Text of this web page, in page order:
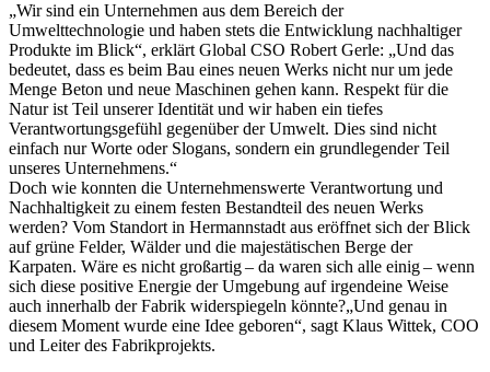
„Wir sind ein Unternehmen aus dem Bereich der
Umwelttechnologie und haben stets die Entwicklung nachhaltiger
Produkte im Blick“, erklärt Global CSO Robert Gerle: „Und das
bedeutet, dass es beim Bau eines neuen Werks nicht nur um jede
Menge Beton und neue Maschinen gehen kann. Respekt für die
Natur ist Teil unserer Identität und wir haben ein tiefes
Verantwortungsgefühl gegenüber der Umwelt. Dies sind nicht
einfach nur Worte oder Slogans, sondern ein grundlegender Teil
unseres Unternehmens.“
Doch wie konnten die Unternehmenswerte Verantwortung und
Nachhaltigkeit zu einem festen Bestandteil des neuen Werks
werden? Vom Standort in Hermannstadt aus eröffnet sich der Blick
auf grüne Felder, Wälder und die majestätischen Berge der
Karpaten. Wäre es nicht großartig – da waren sich alle einig – wenn
sich diese positive Energie der Umgebung auf irgendeine Weise
auch innerhalb der Fabrik widerspiegeln könnte?„Und genau in
diesem Moment wurde eine Idee geboren“, sagt Klaus Wittek, COO
und Leiter des Fabrikprojekts.